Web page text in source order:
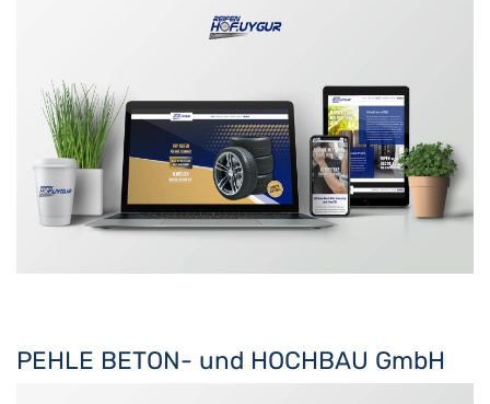
PEHLE BETON- und HOCHBAU GmbH